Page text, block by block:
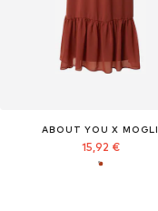
ABOUT YOU X MOGLI
15,92 €